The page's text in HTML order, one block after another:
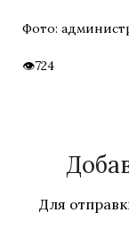
Фото:
724
Для